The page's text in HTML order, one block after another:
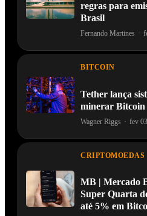
regras para
Brasil
Fernando Martines ·
BITCOIN
Tether lança
minerar Bitcoin
Wagner Riggs · fev
CRIPTOMOEDAS
MB | Mercado
Super Quarta
até 5% em